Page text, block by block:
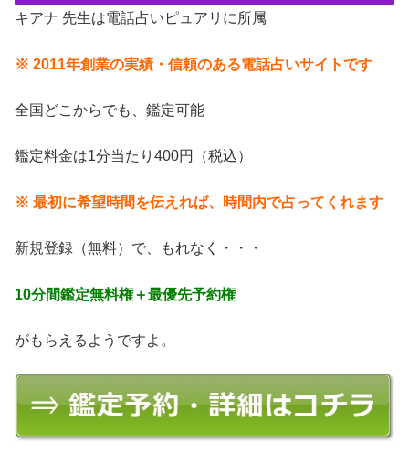
キアナ 先生は電話占いピュアリに所属
※ 2011年創業の実績・信頼のある電話占いサイトです
全国どこからでも、鑑定可能
鑑定料金は1分当たり400円（税込）
※ 最初に希望時間を伝えれば、時間内で占ってくれます
新規登録（無料）で、もれなく・・・
10分間鑑定無料権＋最優先予約権
がもらえるようですよ。